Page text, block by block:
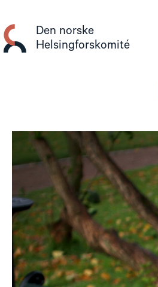
innhold
Den norske
Helsingforskomité